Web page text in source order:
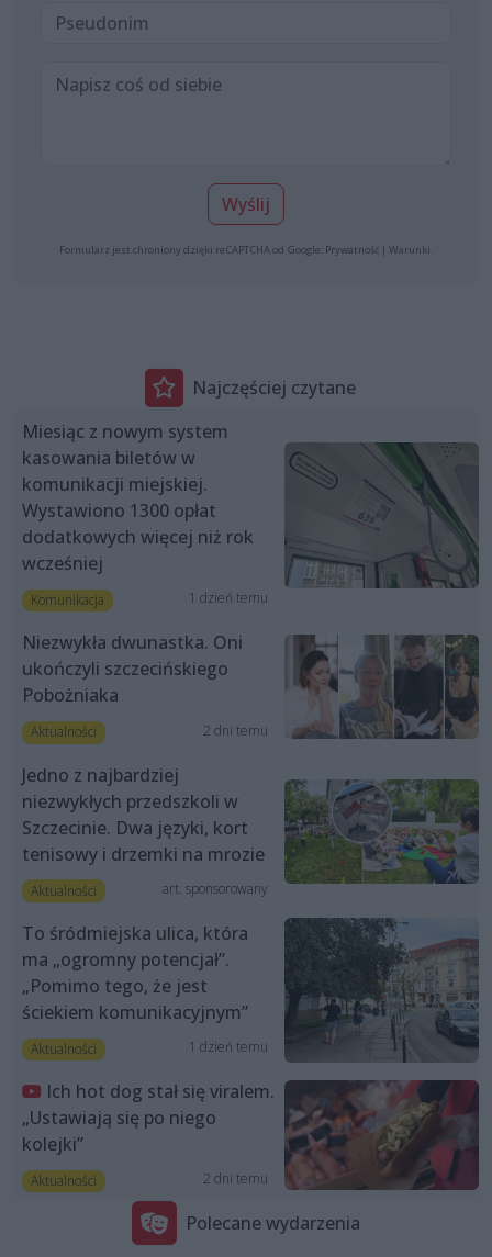
Wyślij
Formularz jest chroniony dzięki reCAPTCHA od Google: Prywatność | Warunki
Najczęściej czytane
Miesiąc z nowym system
kasowania biletów w
komunikacji miejskiej.
Wystawiono 1300 opłat
dodatkowych więcej niż rok
wcześniej
Komunikacja 1 dzień temu
Niezwykła dwunastka. Oni
ukończyli szczecińskiego
Pobożniaka
Aktualności 2 dni temu
Jedno z najbardziej
niezwykłych przedszkoli w
Szczecinie. Dwa języki, kort
tenisowy i drzemki na mrozie
Aktualności art. sponsorowany
To śródmiejska ulica, która
ma „ogromny potencjał”.
„Pomimo tego, że jest
ściekiem komunikacyjnym”
Aktualności 1 dzień temu
Ich hot dog stał się viralem.
„Ustawiają się po niego
kolejki”
Aktualności 2 dni temu
Polecane wydarzenia